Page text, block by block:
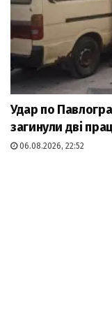
Удар по
загинули дві
06.08.2026, 22:52